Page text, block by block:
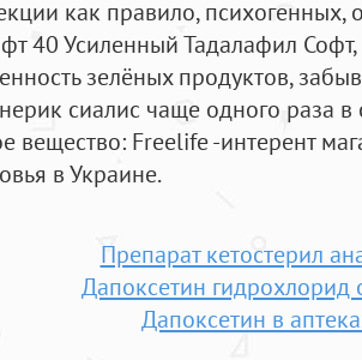
как правило, психогенных,
40 Усиленный Тадалафил
зелёных продуктов,
сиалис чаще одного раза в
вещество: Freelife -интерент
в Украине.
Препарат кетостерил
Дапоксетин гидрохлорид
Дапоксетин в